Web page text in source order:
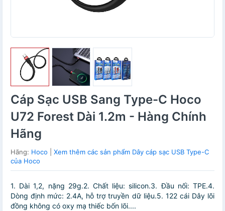
Cáp Sạc USB Sang Type-C Hoco
U72 Forest Dài 1.2m - Hàng Chính
Hãng
Hãng: Hoco
Xem thêm các sản phẩm Dây cáp sạc USB Type-C
của Hoco
1. Dài 1,2, nặng 29g.2. Chất liệu: silicon.3. Đầu nối: TPE.4.
Dòng định mức: 2.4A, hỗ trợ truyền dữ liệu.5. 122 cái Dây lõi
đồng không có oxy mạ thiếc bốn lõi....